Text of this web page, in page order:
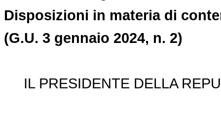
Disposizioni in materia di
(G.U. 3 gennaio 2024, n. 2)
IL PRESIDENTE DELLA